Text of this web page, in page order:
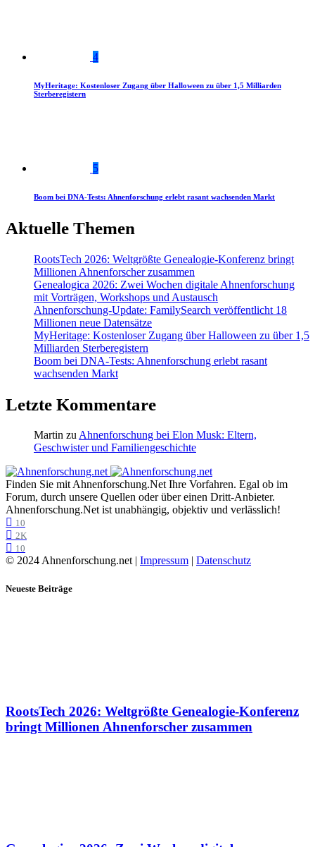
4
MyHeritage: Kostenloser Zugang über Halloween zu über 1,5 Milliarden
Sterberegistern
5
Boom bei DNA-Tests: Ahnenforschung erlebt rasant wachsenden Markt
Aktuelle Themen
RootsTech 2026: Weltgrößte Genealogie-Konferenz bringt
Millionen Ahnenforscher zusammen
Genealogica 2026: Zwei Wochen digitale Ahnenforschung
mit Vorträgen, Workshops und Austausch
Ahnenforschung-Update: FamilySearch veröffentlicht 18
Millionen neue Datensätze
MyHeritage: Kostenloser Zugang über Halloween zu über 1,5
Milliarden Sterberegistern
Boom bei DNA-Tests: Ahnenforschung erlebt rasant
wachsenden Markt
Letzte Kommentare
Martin zuAhnenforschung bei Elon Musk: Eltern,
Geschwister und Familiengeschichte
Finden Sie mit Ahnenforschung.Net Ihre Vorfahren. Egal ob im
Forum, durch unsere Quellen oder über einen Dritt-Anbieter.
Ahnenforschung.Net ist unabhängig, objektiv und verlässlich!
10
2K
10
© 2024 Ahnenforschung.net | Impressum Datenschutz
Neueste Beiträge
RootsTech 2026: Weltgrößte Genealogie-Konferenz
bringt Millionen Ahnenforscher zusammen